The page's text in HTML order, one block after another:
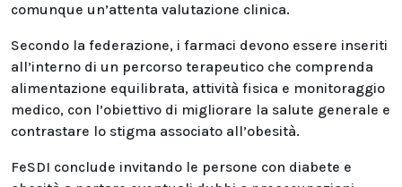
comunque un’attenta valutazione clinica.
Secondo la federazione, i farmaci devono essere inseriti
all’interno di un percorso terapeutico che comprenda
alimentazione equilibrata, attività fisica e monitoraggio
medico, con l’obiettivo di migliorare la salute generale e
contrastare lo stigma associato all’obesità.
FeSDI conclude invitando le persone con diabete e